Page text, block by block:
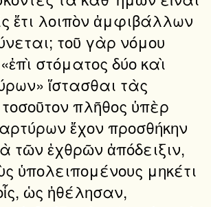
ἔτι λοιπὸν ἀμφιβάλλων
τοῦ γὰρ νόμου
στόματος δύο καὶ
ἵστασθαι τὰς
τοσοῦτον πλῆθος ὑπὲρ
ἔχον προσθήκην
τῶν ἐχθρῶν ἀπόδειξιν,
ὑπολειπομένους μηκέτι
ὡς ἠθέλησαν,